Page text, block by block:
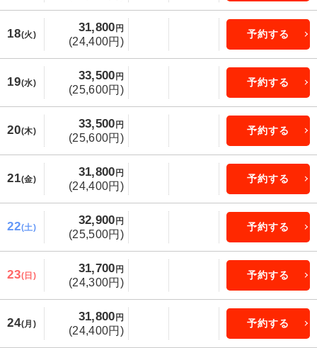
18(火)
31,800 円
(24,400円)
予約する
19(水)
33,500 円
(25,600円)
予約する
20(木)
33,500 円
(25,600円)
予約する
21(金)
31,800 円
(24,400円)
予約する
22(土)
32,900 円
(25,500円)
予約する
23(日)
31,700 円
(24,300円)
予約する
24(月)
31,800 円
(24,400円)
予約する